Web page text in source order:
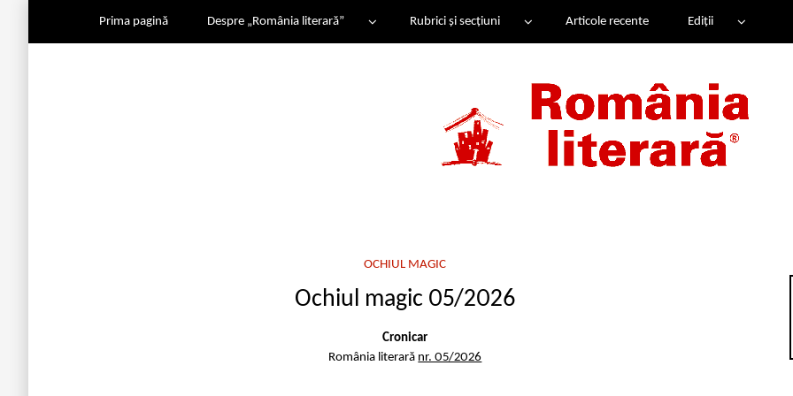
Prima pagină Despre „România literară” Rubrici și secțiuni Articole recente Ediții
OCHIUL MAGIC
Ochiul magic 05/2026
Cronicar
România literară nr. 05/2026